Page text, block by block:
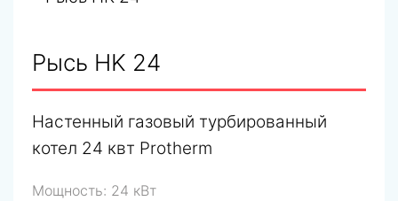
Рысь HK 24
Настенный газовый турбированный
котел 24 квт Protherm
Мощность: 24 кВт